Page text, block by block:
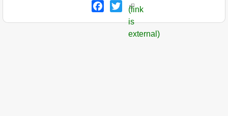
Facebook
Twitter
(link
is
external)